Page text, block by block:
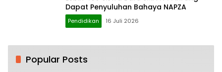
Dapat Penyuluhan Bahaya NAPZA
Pendidikan 16 Juli 2026
Popular Posts
H. Ampang: Awali Usaha dengan Modal